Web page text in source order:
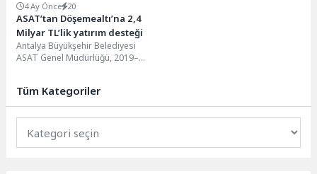
4 Ay Önce 20
ASAT’tan Döşemealtı’na 2,4
Milyar TL’lik yatırım desteği
Antalya Büyükşehir Belediyesi
ASAT Genel Müdürlüğü, 2019–
Tüm Kategoriler